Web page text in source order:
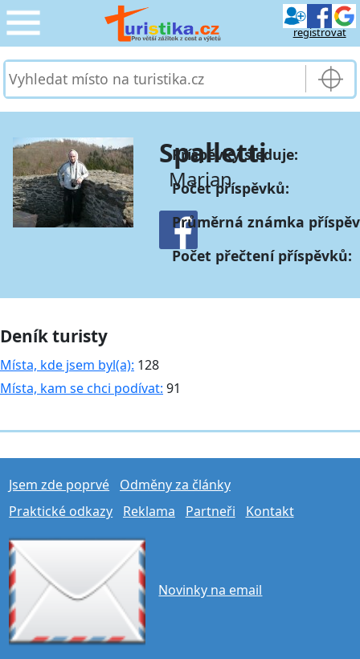
registrovat
CESTOVÁNÍ
SLUŽBY & DOPRAVA ›
PRO TURISTY ›
MOJE TURISTIKA ›
Spalletti
Marian
Příspěvky sleduje:
Počet příspěvků:
Průměrná známka
Počet přečtení příspěvků:
Deník turisty
Místa, kde jsem byl(a): 128
Místa, kam se chci podívat: 91
Jsem zde poprvé
Odměny za články
Praktické odkazy
Reklama Partneři Kontakt
Novinky na email